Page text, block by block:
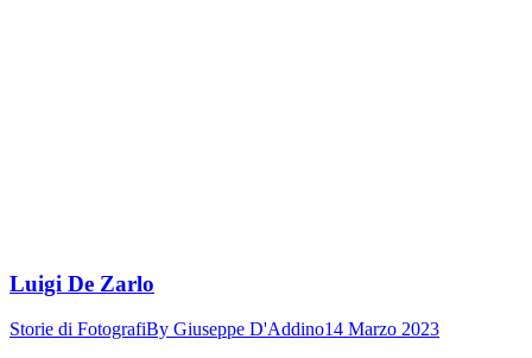
Luigi De Zarlo
Storie di FotografiBy Giuseppe D'Addino14 Marzo 2023